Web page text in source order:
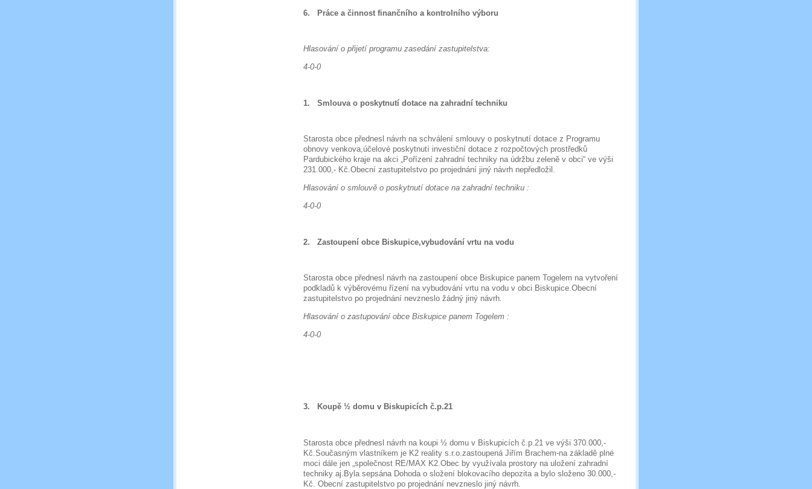
6. Práce a činnost finančního a kontrolního výboru
Hlasování o přijetí programu zasedání zastupitelstva:
4-0-0
1. Smlouva o poskytnutí dotace na zahradní techniku
Starosta obce přednesl návrh na schválení smlouvy o poskytnutí dotace z Programu
obnovy venkova,účelové poskytnutí investiční dotace z rozpočtových prostředků
Pardubického kraje na akci „Pořízení zahradní techniky na údržbu zeleně v obci“ ve výši
231.000,- Kč.Obecní zastupitelstvo po projednání jiný návrh nepředložil.
Hlasování o smlouvě o poskytnutí dotace na zahradní techniku :
4-0-0
2. Zastoupení obce Biskupice,vybudování vrtu na vodu
Starosta obce přednesl návrh na zastoupení obce Biskupice panem Togelem na vytvoření
podkladů k výběrovému řízení na vybudování vrtu na vodu v obci Biskupice.Obecní
zastupitelstvo po projednání nevzneslo žádný jiný návrh.
Hlasování o zastupování obce Biskupice panem Togelem :
4-0-0
3. Koupě ½ domu v Biskupicích č.p.21
Starosta obce přednesl návrh na koupi ½ domu v Biskupicích č.p.21 ve výši 370.000,-
Kč.Současným vlastníkem je K2 reality s.r.o.zastoupená Jiřím Brachem-na základě plné
moci dále jen „společnost RE/MAX K2.Obec by využívala prostory na uložení zahradní
techniky aj.Byla sepsána Dohoda o složení blokovacího depozita a bylo složeno 30.000,-
Kč. Obecní zastupitelstvo po projednání nevzneslo jiný návrh.